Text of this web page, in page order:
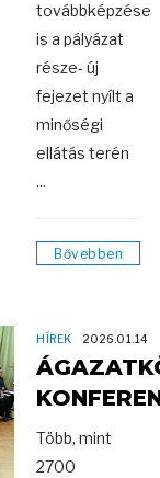
továbbképzése
is a pályázat
része- új
fejezet nyílt a
minőségi
ellátás terén
...
Bővebben
HÍREK 2026.01.14
Több, mint
2700